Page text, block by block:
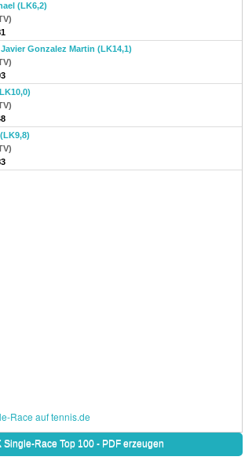
(LK6,2)
Gonzalez Martin (LK14,1)
Race auf tennis.de
Single-Race Top 100 - PDF erzeugen